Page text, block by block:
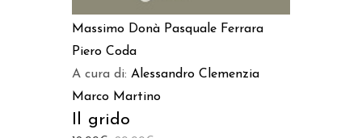
Massimo Donà Pasquale Ferrara
Piero Coda
A cura di: Alessandro Clemenzia
Marco Martino
Il grido